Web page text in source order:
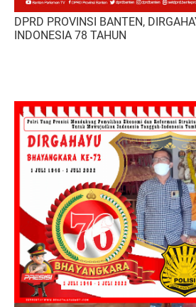
DPRD PROVINSI BANTEN,
INDONESIA 78 TAHUN